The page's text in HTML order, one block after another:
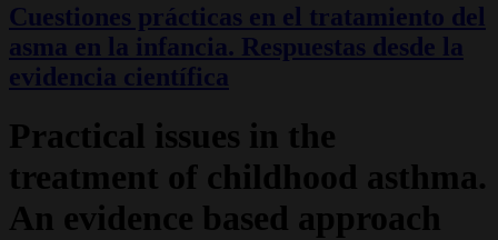
Cuestiones prácticas en el tratamiento del
asma en la infancia. Respuestas desde la
evidencia científica
Practical issues in the
treatment of childhood asthma.
An evidence based approach